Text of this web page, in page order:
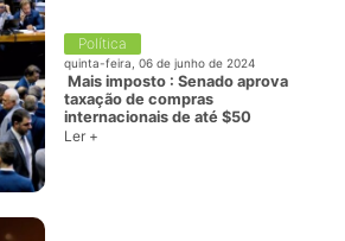
Política
quinta-feira, 06 de junho de 2024
Mais imposto : Senado aprova
taxação de compras
internacionais de até $50
Ler +